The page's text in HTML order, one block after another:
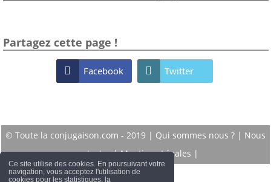
Ce site utilise des cookies. En poursuivant votre
navigation, vous acceptez l'utilisation de
cookies pour les statistiques, la
Partagez cette page !
 Facebook  Twitter
© Toute la conjugaison.com - 2019 | Qui sommes nous ? | Nous
contacter|Mentions Légales |